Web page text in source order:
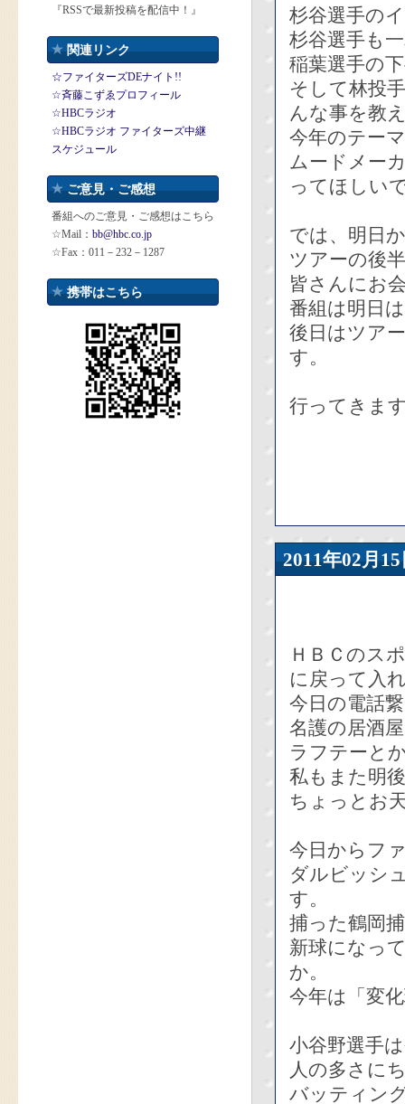
『RSSで最新投稿を配信中！』
関連リンク
☆ファイターズDEナイト!!
☆斉藤こずゑプロフィール
☆HBCラジオ
☆HBCラジオ ファイターズ中継
スケジュール
ご意見・ご感想
番組へのご意見・ご感想はこちら
☆Mail： bb@hbc.co.jp
☆Fax：011－232－1287
携帯はこちら
杉谷選手の
杉谷選手も
稲葉選手の
そして林投
んな事を教
今年のテー
ムードメー
ってほしい
では、明日
ツアーの後
皆さんにお
番組は明日
後日はツア
す。
行ってきま
2011年02
ＨＢＣのス
に戻って入
今日の電話
名護の居酒
ラフテーと
私もまた明
ちょっとお
今日からフ
ダルビッシ
す。
捕った鶴岡
新球になっ
か。
今年は「変
小谷野選手
人の多さに
バッティン